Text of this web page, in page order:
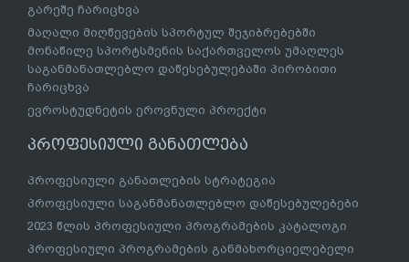
გარეშე ჩარიცხვა
მაღალი მიღწევების სპორტულ შეჯიბრებებში
მონაწილე სპორტსმენის საქართველოს უმაღლეს
საგანმანათლებლო დაწესებულებაში პირობითი
ჩარიცხვა
ევროსტუდნეტის ეროვნული პროექტი
პროფესიული განათლება
პროფესიული განათლების სტრატეგია
პროფესიული საგანმანათლებლო დაწესებულებები
2023 წლის პროფესიული პროგრამების კატალოგი
პროფესიული პროგრამების განმახორციელებელი